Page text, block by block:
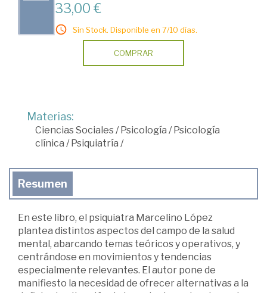
33,00 €
Sin Stock. Disponible en 7/10 días.
COMPRAR
Materias:
Ciencias Sociales/Psicología /Psicología
clínica /Psiquiatría /
Resumen
En este libro, el psiquiatra Marcelino López
plantea distintos aspectos del campo de la salud
mental, abarcando temas teóricos y operativos, y
centrándose en movimientos y tendencias
especialmente relevantes. El autor pone de
manifiesto la necesidad de ofrecer alternativas a la